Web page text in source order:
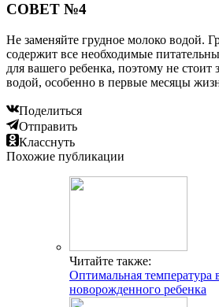
СОВЕТ №4
Не заменяйте грудное молоко водой.
содержит все необходимые
для вашего ребенка, поэтому не стоит
водой, особенно в первые месяцы
Поделиться
Отправить
Класснуть
Похожие публикации
Читайте также:
Оптимальная температура
новорожденного ребенка